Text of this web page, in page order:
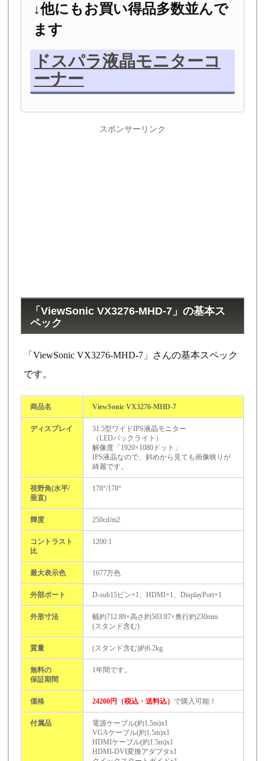
↓他にもお買い得品多数並んで
ます
ドスパラ液晶モニターコ
ーナー
スポンサーリンク
「ViewSonic VX3276-MHD-7」の基本ス
ペック
「ViewSonic VX3276-MHD-7」さんの基本スペック
です。
商品名 ViewSonic VX3276-MHD-7
ディスプレイ
31.5型ワイドIPS液晶モニター
（LEDバックライト）
解像度「1920×1080ドット」
IPS液晶なので、斜めから見ても画像映りが
綺麗です。
視野角(水平/
垂直)
178°/178°
輝度 250cd/m2
コントラスト
比
1200:1
最大表示色 1677万色
外部ポート D-sub15ピン×1、HDMI×1、DisplayPort×1
外形寸法
幅約712.89×高さ約503.87×奥行約230mm
(スタンド含む)
質量 (スタンド含む)約6.2kg
無料の
保証期間
1年間です。
価格 24200円（税込・送料込）で購入可能！
付属品
電源ケーブル(約1.5m)x1
VGAケーブル(約1.5m)x1
HDMIケーブル(約1.5m)x1
HDMI-DVI変換アダプタx1